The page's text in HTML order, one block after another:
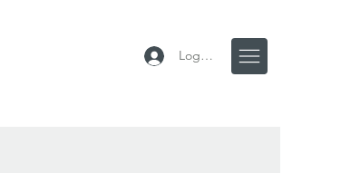
Logg inn